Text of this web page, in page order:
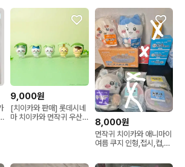
9,000원
[치이카와 판매] 롯데시네
마 치이카와 먼작귀 우산
8,000원
먼작귀 치이카와 애니마이
여름 쿠지 인형,접시,컵,파
매